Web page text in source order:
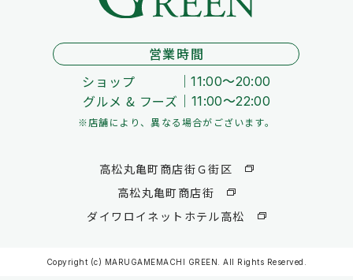
営業時間
ショップ
11:00～20:00
グルメ & フーズ 11:00～22:00
※店舗により、異なる場合がございます。
高松丸亀町商店街Ｇ街区
高松丸亀町商店街
ダイワロイネットホテル高松
Copyright (c) MARUGAMEMACHI GREEN. All Rights Reserved.